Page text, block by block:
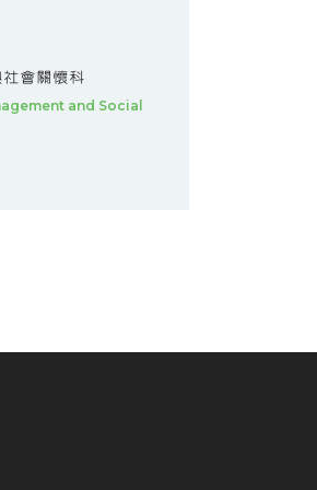
會關懷科
and Social